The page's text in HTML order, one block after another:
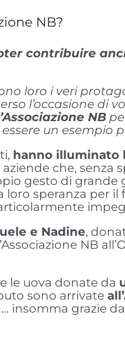
NB?
contribuire
loro i veri
l’occasione di
NB
un esempio
hanno illuminato
che, senza
gesto di grande
speranza per
e Nadine,
NB
le uova donate da
sono arrivate
… insomma grazie